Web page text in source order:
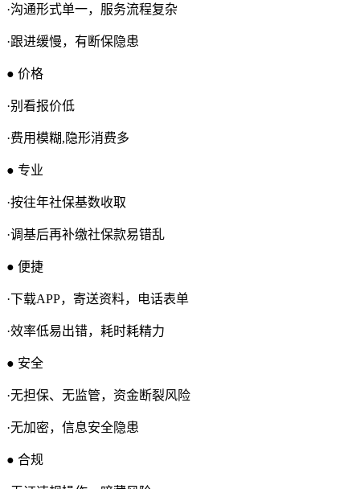
·沟通形式单一，服务流程复杂
·跟进缓慢，有断保隐患
● 价格
·别看报价低
·费用模糊,隐形消费多
● 专业
·按往年社保基数收取
·调基后再补缴社保款易错乱
● 便捷
·下载APP，寄送资料，电话表单
·效率低易出错，耗时耗精力
● 安全
·无担保、无监管，资金断裂风险
·无加密，信息安全隐患
● 合规